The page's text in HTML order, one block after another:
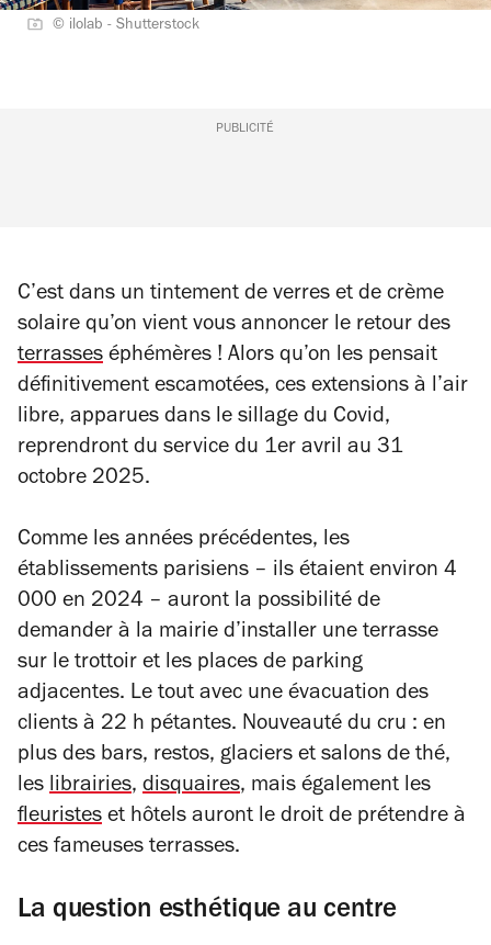
© ilolab - Shutterstock
PUBLICITÉ
C’est dans un tintement de verres et de crème
solaire qu’on vient vous annoncer le retour des
terrasses éphémères ! Alors qu’on les pensait
définitivement escamotées, ces extensions à l’air
libre, apparues dans le sillage du Covid,
reprendront du service du 1er avril au 31
octobre 2025.
Comme les années précédentes, les
établissements parisiens – ils étaient environ 4
000 en 2024 – auront la possibilité de
demander à la mairie d’installer une terrasse
sur le trottoir et les places de parking
adjacentes. Le tout avec une évacuation des
clients à 22 h pétantes. Nouveauté du cru : en
plus des bars, restos, glaciers et salons de thé,
les librairies, disquaires, mais également les
fleuristes et hôtels auront le droit de prétendre à
ces fameuses terrasses.
La question esthétique au centre